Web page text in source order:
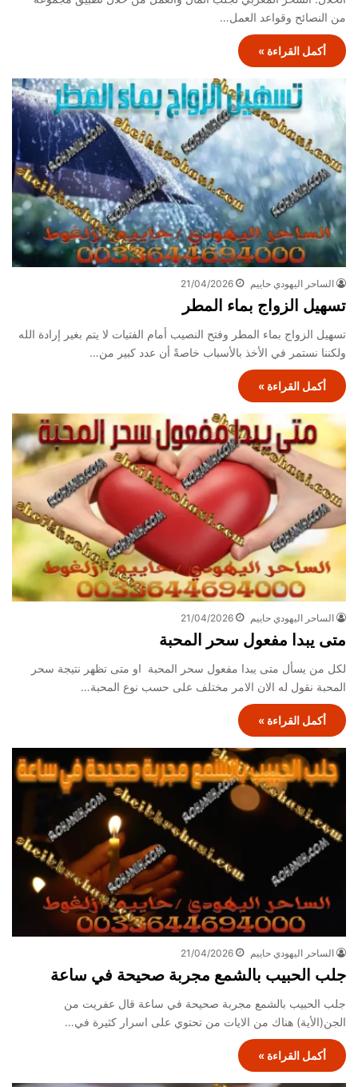
من النصائح وقواعد العمل…
أكمل القراءة »
الساحر اليهودي حاييم 21/04/2026
تسهيل الزواج بماء المطر
تسهيل الزواج بماء المطر وفتح النصيب أمام الفتيات لا يتم بغير إرادة الله
ولكننا نستمر في الأخذ بالأسباب خاصةً أن عدد كبير من…
أكمل القراءة »
الساحر اليهودي حاييم 21/04/2026
متى يبدا مفعول سحر المحبة
لكل من يسأل متى يبدا مفعول سحر المحبة او متى تظهر نتيجة سحر
المحبة نقول له الان الامر مختلف على حسب نوع المحبة…
أكمل القراءة »
الساحر اليهودي حاييم 21/04/2026
جلب الحبيب بالشمع مجربة صحيحة في ساعة
جلب الحبيب بالشمع مجربة صحيحة في ساعة قال عفريت من
الجن(الأية) هناك من الايات من تحتوي على اسرار كثيرة في…
أكمل القراءة »